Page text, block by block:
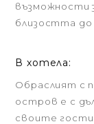
възможности
близостта до
В хотела:
Обраслият с
остров е с
своите гости